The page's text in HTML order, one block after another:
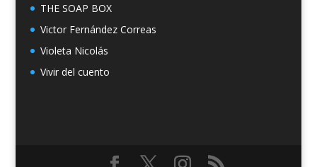
THE SOAP BOX
Victor Fernández Correas
Violeta Nicolás
Vivir del cuento